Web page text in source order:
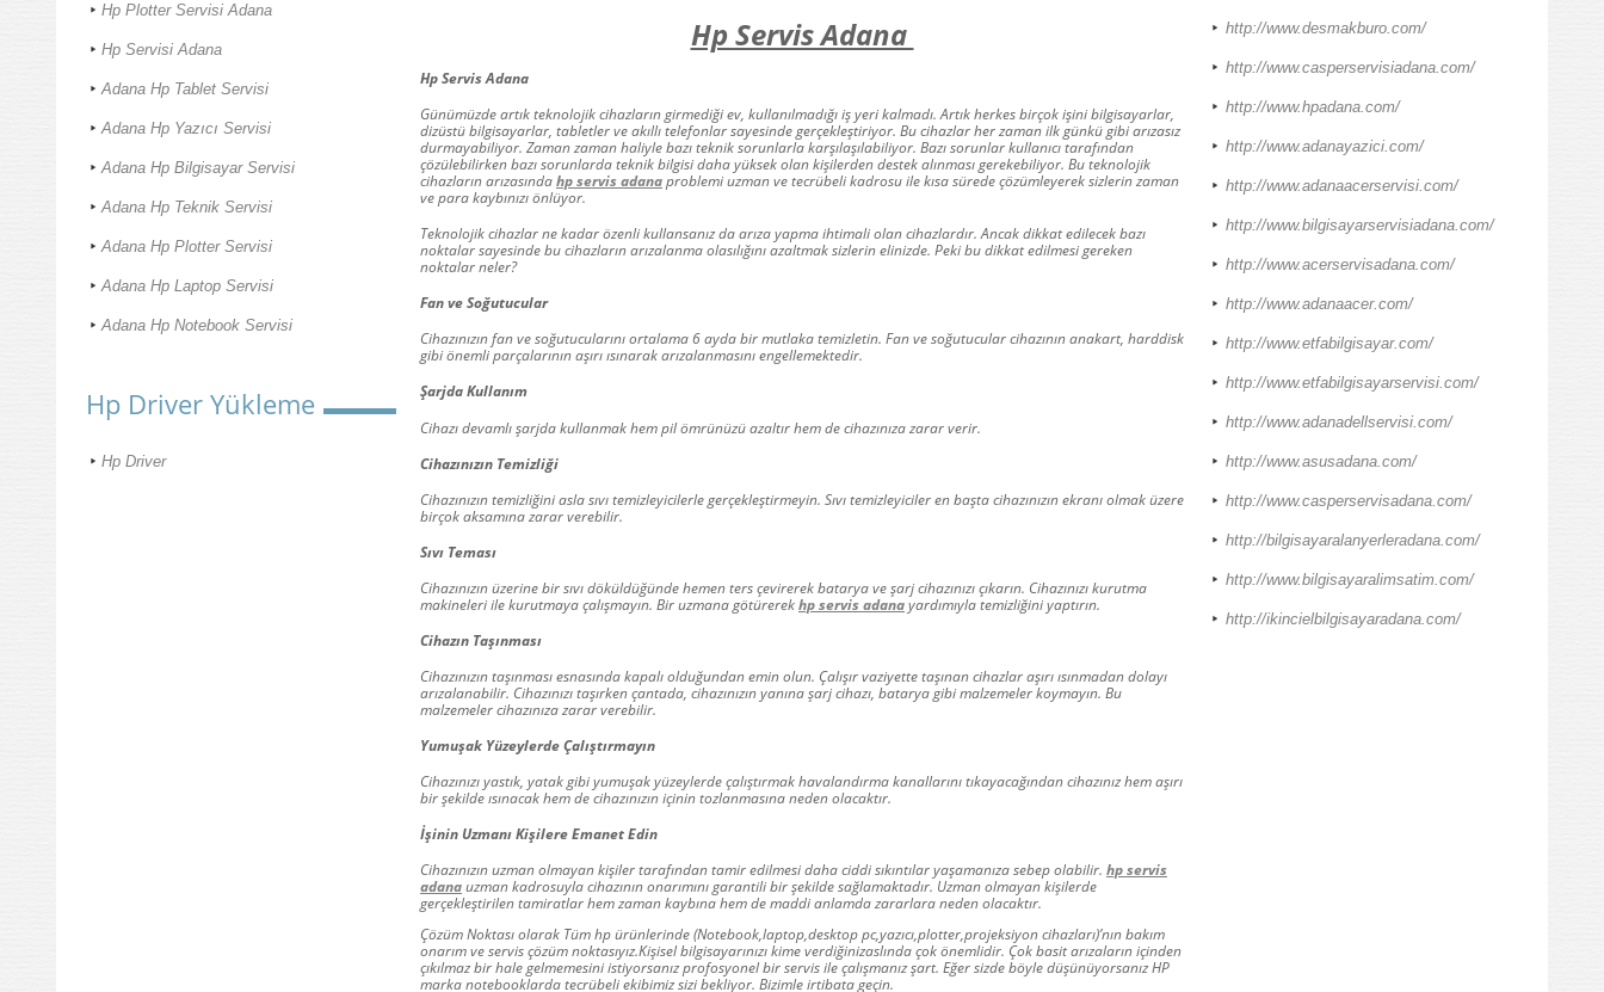
Hp Plotter Servisi Adana
Hp Servisi Adana
Adana Hp Tablet Servisi
Adana Hp Yazıcı Servisi
Adana Hp Bilgisayar Servisi
Adana Hp Teknik Servisi
Adana Hp Plotter Servisi
Adana Hp Laptop Servisi
Adana Hp Notebook Servisi
Hp Driver Yükleme
Hp Driver
Hp Servis Adana
Hp Servis Adana
Günümüzde artık teknolojik cihazların girmediği ev, kullanılmadığı iş yeri kalmadı. Artık herkes birçok işini bilgisayarlar,
dizüstü bilgisayarlar, tabletler ve akıllı telefonlar sayesinde gerçekleştiriyor. Bu cihazlar her zaman ilk günkü gibi arızasız
durmayabiliyor. Zaman zaman haliyle bazı teknik sorunlarla karşılaşılabiliyor. Bazı sorunlar kullanıcı tarafından
çözülebilirken bazı sorunlarda teknik bilgisi daha yüksek olan kişilerden destek alınması gerekebiliyor. Bu teknolojik
cihazların arızasındahp servis adanaproblemi uzman ve tecrübeli kadrosu ile kısa sürede çözümleyerek sizlerin zaman
ve para kaybınızı önlüyor.
Teknolojik cihazlar ne kadar özenli kullansanız da arıza yapma ihtimali olan cihazlardır. Ancak dikkat edilecek bazı
noktalar sayesinde bu cihazların arızalanma olasılığını azaltmak sizlerin elinizde. Peki bu dikkat edilmesi gereken
noktalar neler?
Fan ve Soğutucular
Cihazınızın fan ve soğutucularını ortalama 6 ayda bir mutlaka temizletin. Fan ve soğutucular cihazının anakart, harddisk
gibi önemli parçalarının aşırı ısınarak arızalanmasını engellemektedir.
Şarjda Kullanım
Cihazı devamlı şarjda kullanmak hem pil ömrünüzü azaltır hem de cihazınıza zarar verir.
Cihazınızın Temizliği
Cihazınızın temizliğini asla sıvı temizleyicilerle gerçekleştirmeyin. Sıvı temizleyiciler en başta cihazınızın ekranı olmak üzere
birçok aksamına zarar verebilir.
Sıvı Teması
Cihazınızın üzerine bir sıvı döküldüğünde hemen ters çevirerek batarya ve şarj cihazınızı çıkarın. Cihazınızı kurutma
makineleri ile kurutmaya çalışmayın. Bir uzmana götürerekhp servis adanayardımıyla temizliğini yaptırın.
Cihazın Taşınması
Cihazınızın taşınması esnasında kapalı olduğundan emin olun. Çalışır vaziyette taşınan cihazlar aşırı ısınmadan dolayı
arızalanabilir. Cihazınızı taşırken çantada, cihazınızın yanına şarj cihazı, batarya gibi malzemeler koymayın. Bu
malzemeler cihazınıza zarar verebilir.
Yumuşak Yüzeylerde Çalıştırmayın
Cihazınızı yastık, yatak gibi yumuşak yüzeylerde çalıştırmak havalandırma kanallarını tıkayacağından cihazınız hem aşırı
bir şekilde ısınacak hem de cihazınızın içinin tozlanmasına neden olacaktır.
İşinin Uzmanı Kişilere Emanet Edin
Cihazınızın uzman olmayan kişiler tarafından tamir edilmesi daha ciddi sıkıntılar yaşamanıza sebep olabilir. hp servis
adanauzman kadrosuyla cihazının onarımını garantili bir şekilde sağlamaktadır. Uzman olmayan kişilerde
gerçekleştirilen tamiratlar hem zaman kaybına hem de maddi anlamda zararlara neden olacaktır.
Çözüm Noktası olarak Tüm hp ürünlerinde (Notebook,laptop,desktop pc,yazıcı,plotter,projeksiyon cihazları)’nın bakım
onarım ve servis çözüm noktasıyız.Kişisel bilgisayarınızı kime verdiğinizaslında çok önemlidir. Çok basit arızaların içinden
çıkılmaz bir hale gelmemesini istiyorsanız profosyonel bir servis ile çalışmanız şart. Eğer sizde böyle düşünüyorsanız HP
marka notebooklarda tecrübeli ekibimiz sizi bekliyor. Bizimle irtibata geçin.
http://www.desmakburo.com/
http://www.casperservisiadana.com/
http://www.hpadana.com/
http://www.adanayazici.com/
http://www.adanaacerservisi.com/
http://www.bilgisayarservisiadana.com/
http://www.acerservisadana.com/
http://www.adanaacer.com/
http://www.etfabilgisayar.com/
http://www.etfabilgisayarservisi.com/
http://www.adanadellservisi.com/
http://www.asusadana.com/
http://www.casperservisadana.com/
http://bilgisayaralanyerleradana.com/
http://www.bilgisayaralimsatim.com/
http://ikincielbilgisayaradana.com/